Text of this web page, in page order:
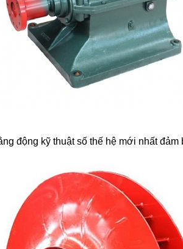
động kỹ thuật số thế hệ mới nhất đảm